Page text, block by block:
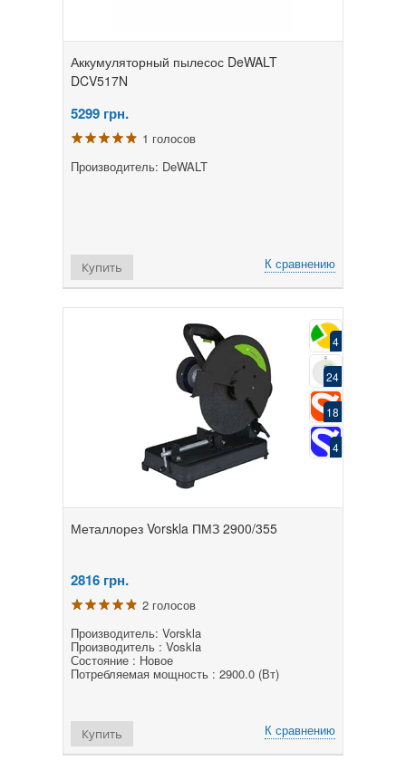
Аккумуляторный пылесос DeWALT
DCV517N
5299 грн.
1 голосов
Производитель: DeWALT
К сравнению
Купить
4
24
18
4
Металлорез Vorskla ПМЗ 2900/355
2816 грн.
2 голосов
Производитель: Vorskla
Производитель : Voskla
Состояние : Новое
Потребляемая мощность : 2900.0 (Вт)
К сравнению
Купить